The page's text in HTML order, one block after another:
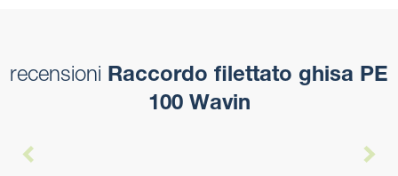
recensioni Raccordo filettato ghisa PE
100 Wavin